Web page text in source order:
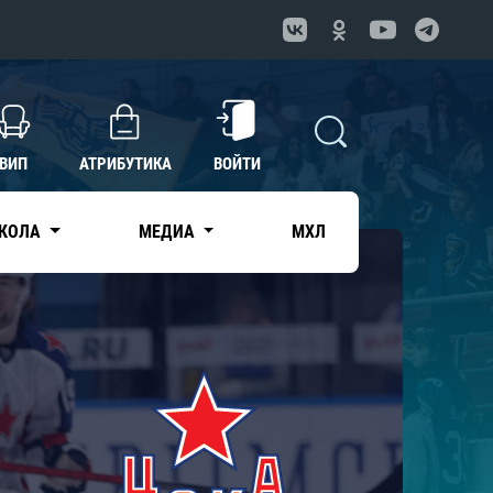
ВИП АТРИБУТИКА ВОЙТИ
МЕДИА МХЛ